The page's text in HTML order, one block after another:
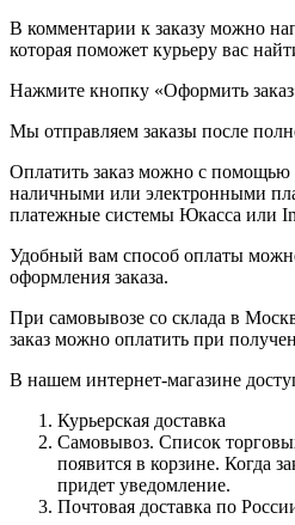
В комментарии к заказу можно
которая поможет курьеру вас
Нажмите кнопку «Оформить
Мы отправляем заказы после
Оплатить заказ можно с помощью
наличными или электронными
платежные системы Юкасса или
Удобный вам способ оплаты
оформления заказа.
При самовывозе со склада в
заказ можно оплатить при
В нашем интернет-магазине
Курьерская доставка
Самовывоз. Список
появится в корзине. Когда
придет уведомление.
Почтовая доставка по